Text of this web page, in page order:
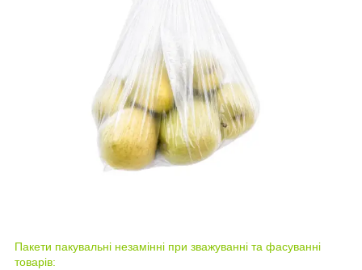
Пакети пакувальні незамінні при зважуванні та фасуванні
товарів: